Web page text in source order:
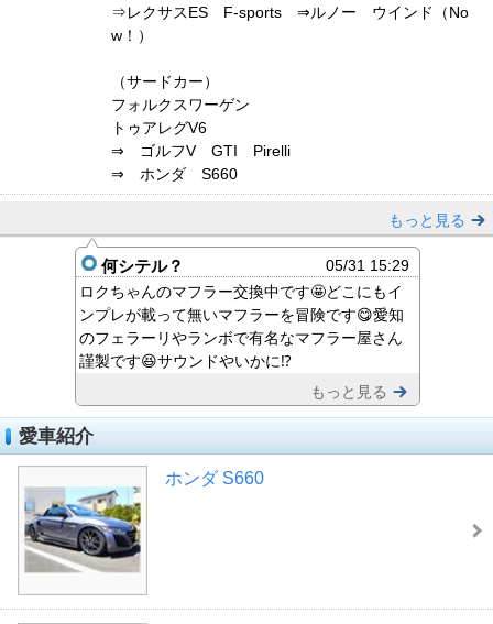
⇒レクサスES F-sports ⇒ルノー ウインド（No
w！）
（サードカー）
フォルクスワーゲン
トゥアレグV6
⇒ ゴルフV GTI Pirelli
⇒ ホンダ S660
もっと見る
何シテル？
05/31 15:29
ロクちゃんのマフラー交換中です🤩どこにもイ
ンプレが載って無いマフラーを冒険です😋愛知
のフェラーリやランボで有名なマフラー屋さん
謹製です😆サウンドやいかに⁉️
もっと見る
愛車紹介
ホンダ S660